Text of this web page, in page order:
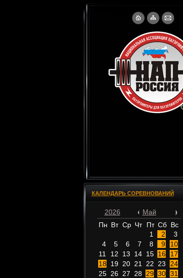
КАЛЕНДАРЬ СОРЕВНОВАНИЙ
2026
Май
Пн Вт Ср Чт Пт Сб Вс
1
2
3
4
5 6 7 8 9
10
11
12 13 14 15 16
17
18 19 20 21 22 23
24
25 26 27 28 29 30 31